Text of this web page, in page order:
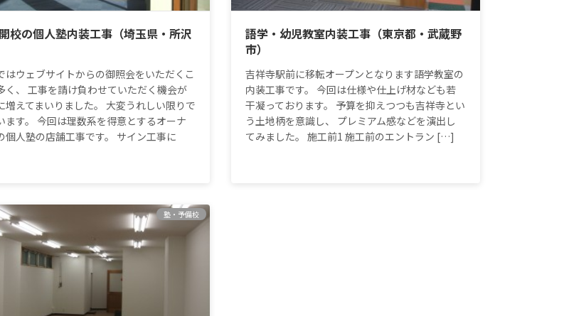
校の個人塾内装工事（埼玉県・所沢
はウェブサイトからの御照会をいただくこ
く、 工事を請け負わせていただく機会が
増えてまいりました。 大変うれしい限りで
ます。 今回は理数系を得意とするオーナ
個人塾の店舗工事です。 サイン工事に
語学・幼児教室内装工事（東京都・武蔵野
市）
吉祥寺駅前に移転オープンとなります語学教室の
内装工事です。 今回は仕様や仕上げ材なども若
干凝っております。 予算を抑えつつも吉祥寺とい
う土地柄を意識し、 プレミアム感などを演出し
てみました。 施工前1 施工前のエントラン […]
塾・予備校